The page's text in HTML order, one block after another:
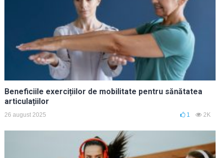
Beneficiile exercițiilor de mobilitate pentru sănătatea
articulațiilor
26 august 2025 1 2K